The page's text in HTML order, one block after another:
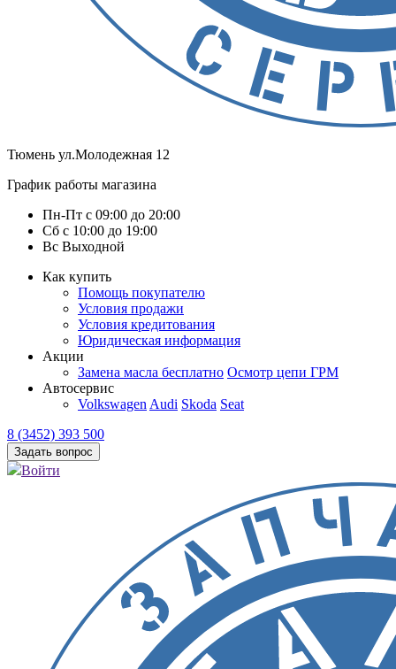
Тюмень ул.Молодежная 12
График работы магазина
Пн-Пт с 09:00 до 20:00
Сб с 10:00 до 19:00
Вс Выходной
Как купить
Помощь покупателю
Условия продажи
Условия кредитования
Юридическая информация
Акции
Замена масла бесплатно Осмотр цепи ГРМ
Автосервис
Volkswagen Audi Skoda Seat
8 (3452) 393 500
Задать вопрос
Войти